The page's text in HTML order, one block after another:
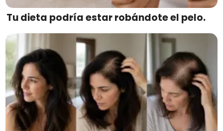
Tu dieta podría estar robándote el pelo.